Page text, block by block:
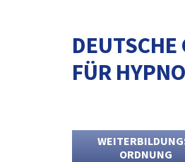
DEUTSCHE
FÜR
ORDNUNG